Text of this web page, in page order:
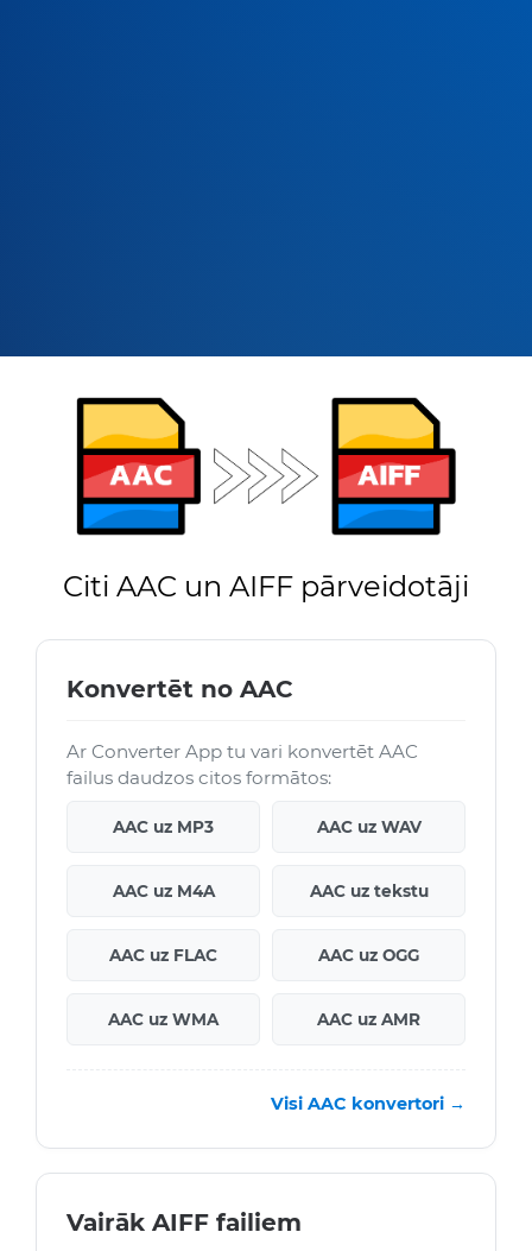
Citi AAC un AIFF pārveidotāji
Konvertēt no AAC
Ar Converter App tu vari konvertēt AAC
failus daudzos citos formātos:
AAC uz MP3 AAC uz WAV
AAC uz M4A AAC uz tekstu
AAC uz FLAC AAC uz OGG
AAC uz WMA AAC uz AMR
Visi AAC konvertori →
Vairāk AIFF failiem